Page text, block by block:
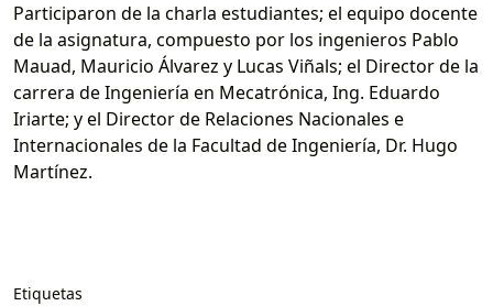
Participaron de la charla estudiantes; el equipo docente
de la asignatura, compuesto por los ingenieros Pablo
Mauad, Mauricio Álvarez y Lucas Viñals; el Director de la
carrera de Ingeniería en Mecatrónica, Ing. Eduardo
Iriarte; y el Director de Relaciones Nacionales e
Internacionales de la Facultad de Ingeniería, Dr. Hugo
Martínez.
Etiquetas